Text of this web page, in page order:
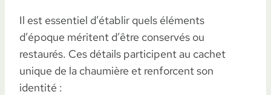
Il est essentiel d’établir quels éléments
d’époque méritent d’être conservés ou
restaurés. Ces détails participent au cachet
unique de la chaumière et renforcent son
identité :